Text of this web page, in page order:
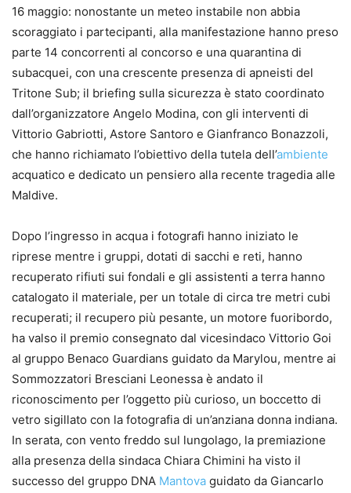
16 maggio: nonostante un meteo instabile non abbia
scoraggiato i partecipanti, alla manifestazione hanno preso
parte 14 concorrenti al concorso e una quarantina di
subacquei, con una crescente presenza di apneisti del
Tritone Sub; il briefing sulla sicurezza è stato coordinato
dall’organizzatore Angelo Modina, con gli interventi di
Vittorio Gabriotti, Astore Santoro e Gianfranco Bonazzoli,
che hanno richiamato l’obiettivo della tutela dell’ambiente
acquatico e dedicato un pensiero alla recente tragedia alle
Maldive.
Dopo l’ingresso in acqua i fotografi hanno iniziato le
riprese mentre i gruppi, dotati di sacchi e reti, hanno
recuperato rifiuti sui fondali e gli assistenti a terra hanno
catalogato il materiale, per un totale di circa tre metri cubi
recuperati; il recupero più pesante, un motore fuoribordo,
ha valso il premio consegnato dal vicesindaco Vittorio Goi
al gruppo Benaco Guardians guidato da Marylou, mentre ai
Sommozzatori Bresciani Leonessa è andato il
riconoscimento per l’oggetto più curioso, un boccetto di
vetro sigillato con la fotografia di un’anziana donna indiana.
In serata, con vento freddo sul lungolago, la premiazione
alla presenza della sindaca Chiara Chimini ha visto il
successo del gruppo DNA Mantova guidato da Giancarlo